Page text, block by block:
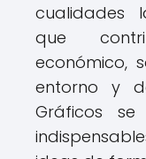
cualidades
que
económico,
entorno y
Gráficos